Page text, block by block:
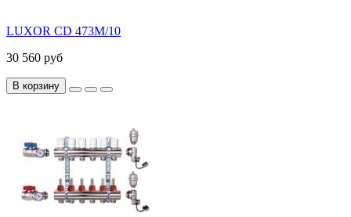
LUXOR CD 473M/10
30 560 руб
В корзину